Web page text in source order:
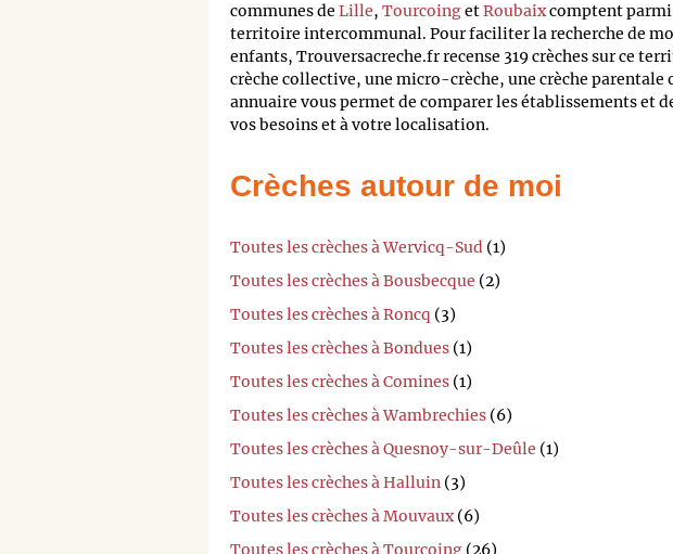
communes de Lille, TourcoingetRoubaixcomptent parmi
territoire intercommunal. Pour faciliter la recherche de
enfants, Trouversacreche.fr recense 319 crèches sur ce
crèche collective, une micro-crèche, une crèche
annuaire vous permet de comparer les établissements et
vos besoins et à votre localisation.
Crèches autour de moi
Toutes les crèches à Wervicq-Sud (1)
Toutes les crèches à Bousbecque (2)
Toutes les crèches à Roncq (3)
Toutes les crèches à Bondues (1)
Toutes les crèches à Comines (1)
Toutes les crèches à Wambrechies (6)
Toutes les crèches à Quesnoy-sur-Deûle (1)
Toutes les crèches à Halluin (3)
Toutes les crèches à Mouvaux(6)
Toutes les crèches à Tourcoing (26)